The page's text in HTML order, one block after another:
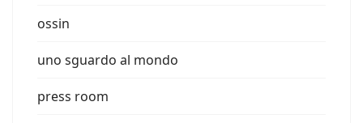
ossin
uno sguardo al mondo
press room